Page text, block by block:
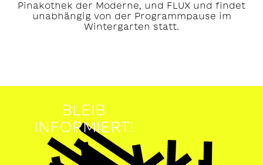
Pinakothek der Moderne, und FLUX und findet
unabhängig von der Programmpause im
Wintergarten statt.
BLEIB
INFORMIERT!